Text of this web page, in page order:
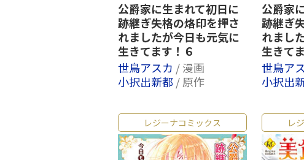
公爵家に生まれて初日に
跡継ぎ失格の烙印を押さ
れましたが今日も元気に
生きてます！６
世鳥アスカ / 漫画
小択出新都 / 原作
公爵家
跡継ぎ
れまし
生きて
世鳥ア
小択出
レジーナコミックス レ